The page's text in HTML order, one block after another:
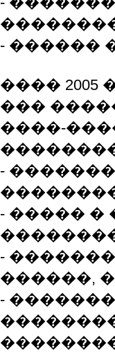
- ������
���� 2005
���
����-
-
- �����
-
������,
-